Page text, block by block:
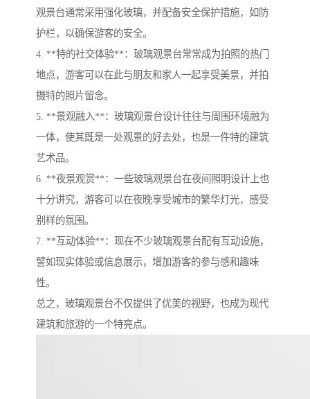
观景台通常采用强化玻璃，并配备安全保护措施，如防
护栏，以确保游客的安全。
4. **特的社交体验**：玻璃观景台常常成为拍照的热门
地点，游客可以在此与朋友和家人一起享受美景，并拍
摄特的照片留念。
5. **景观融入**：玻璃观景台设计往往与周围环境融为
一体，使其既是一处观景的好去处，也是一件特的建筑
艺术品。
6. **夜景观赏**：一些玻璃观景台在夜间照明设计上也
十分讲究，游客可以在夜晚享受城市的繁华灯光，感受
别样的氛围。
7. **互动体验**：现在不少玻璃观景台配有互动设施，
譬如现实体验或信息展示，增加游客的参与感和趣味
性。
总之，玻璃观景台不仅提供了优美的视野，也成为现代
建筑和旅游的一个特亮点。